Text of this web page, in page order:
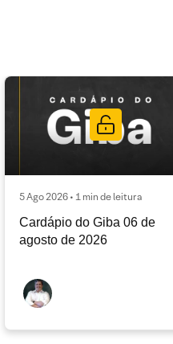
5 Ago 2026 • 1 min de leitura
Cardápio do Giba 06 de
agosto de 2026